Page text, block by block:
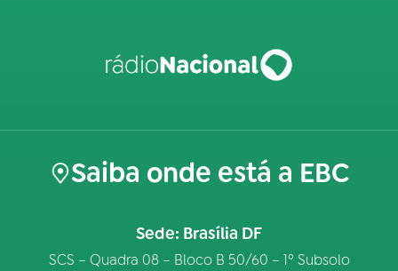
Saiba onde está a EBC
Sede: Brasília DF
SCS – Quadra 08 – Bloco B 50/60 – 1º Subsolo